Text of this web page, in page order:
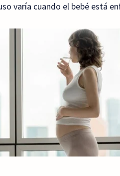
varía cuando el bebé está